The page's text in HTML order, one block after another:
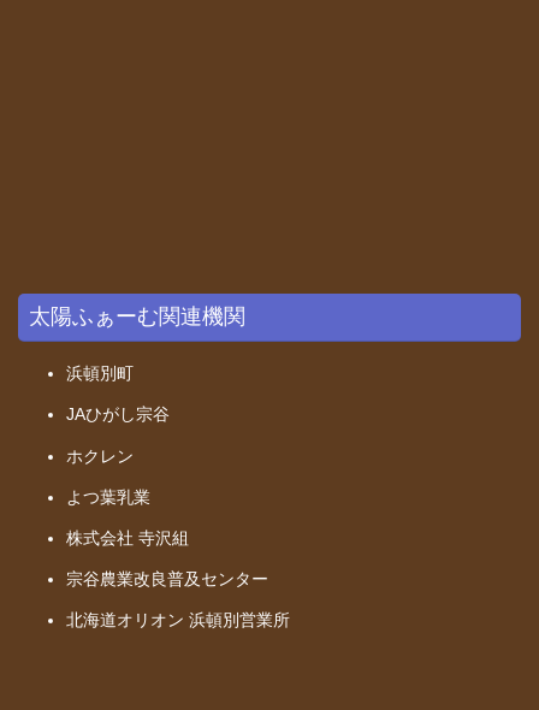
太陽ふぁーむ関連機関
浜頓別町
JAひがし宗谷
ホクレン
よつ葉乳業
株式会社 寺沢組
宗谷農業改良普及センター
北海道オリオン 浜頓別営業所